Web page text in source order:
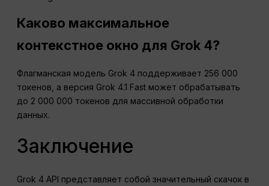
Каково максимальное
контекстное окно для Grok 4?
Флагманская модель Grok 4 поддерживает 256 000
токенов, а версия Grok 4.1 Fast может обрабатывать
до 2 000 000 токенов для массивной обработки
данных.
Заключение
Grok 4 API представляет собой значительный скачок в